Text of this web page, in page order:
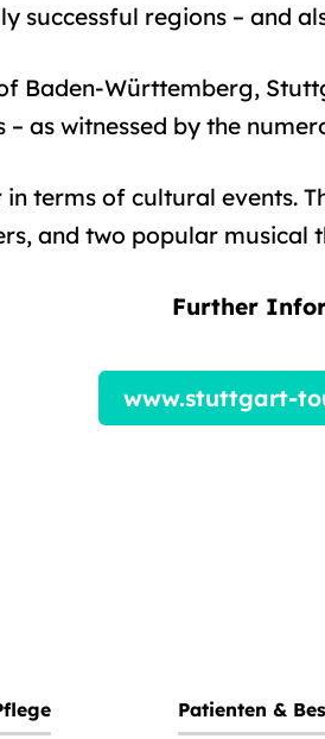
successful regions – and
Baden-Württemberg,
as witnessed by the
terms of cultural events.
and two popular
Further
www.stuttgart-
Patienten &